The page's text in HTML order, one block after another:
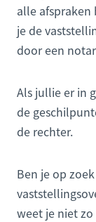
alle afspraken
je de
door een
Als jullie er in
de
de rechter.
Ben je op
weet je niet